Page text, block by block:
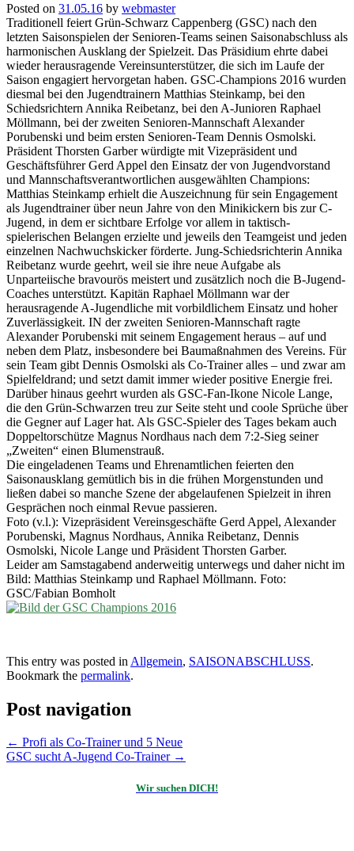
Posted on 31.05.16 by webmaster
Traditionell feiert Grün-Schwarz Cappenberg (GSC) nach den
letzten Saisonspielen der Senioren-Teams seinen Saisonabschluss als
harmonischen Ausklang der Spielzeit. Das Präsidium ehrte dabei
wieder herausragende Vereinsunterstützer, die sich im Laufe der
Saison engagiert hervorgetan haben. GSC-Champions 2016 wurden
diesmal bei den Jugendtrainern Matthias Steinkamp, bei den
Schiedsrichtern Annika Reibetanz, bei den A-Junioren Raphael
Möllmann, bei der zweiten Senioren-Mannschaft Alexander
Porubenski und beim ersten Senioren-Team Dennis Osmolski.
Präsident Thorsten Garber würdigte mit Vizepräsident und
Geschäftsführer Gerd Appel den Einsatz der von Jugendvorstand
und Mannschaftsverantwortlichen ausgewählten Champions:
Matthias Steinkamp erhielt die Auszeichnung für sein Engagement
als Jugendtrainer über neun Jahre von den Minikickern bis zur C-
Jugend, in dem er sichtbare Erfolge vor allem in taktisch-
spielerischen Belangen erzielte und jeweils den Teamgeist und jeden
einzelnen Nachwuchskicker förderte. Jung-Schiedsrichterin Annika
Reibetanz wurde geehrt, weil sie ihre neue Aufgabe als
Unparteiische bravourös meistert und zusätzlich noch die B-Jugend-
Coaches unterstützt. Kapitän Raphael Möllmann war der
herausragende A-Jugendliche mit vorbildlichem Einsatz und hoher
Zuverlässigkeit. IN der zweiten Senioren-Mannschaft ragte
Alexander Porubenski mit seinem Engagement heraus – auf und
neben dem Platz, insbesondere bei Baumaßnahmen des Vereins. Für
sein Team gibt Dennis Osmolski als Co-Trainer alles – und zwar am
Spielfeldrand; und setzt damit immer wieder positive Energie frei.
Darüber hinaus geehrt wurden als GSC-Fan-Ikone Nicole Lange,
die den Grün-Schwarzen treu zur Seite steht und coole Sprüche über
die Gegner auf Lager hat. Als GSC-Spieler des Tages bekam auch
Doppeltorschütze Magnus Nordhaus nach dem 7:2-Sieg seiner
„Zweiten“ einen Blumenstrauß.
Die eingeladenen Teams und Ehrenamtlichen feierten den
Saisonausklang gemütlich bis in die frühen Morgenstunden und
ließen dabei so manche Szene der abgelaufenen Spielzeit in ihren
Gesprächen noch einmal Revue passieren.
Foto (v.l.): Vizepräsident Vereinsgeschäfte Gerd Appel, Alexander
Porubenski, Magnus Nordhaus, Annika Reibetanz, Dennis
Osmolski, Nicole Lange und Präsident Thorsten Garber.
Leider am Samstagabend anderweitig unterwegs und daher nicht im
Bild: Matthias Steinkamp und Raphael Möllmann. Foto:
GSC/Fabian Bomholt
This entry was posted in Allgemein, SAISONABSCHLUSS.
Bookmark the permalink.
Post navigation
← Profi als Co-Trainer und 5 Neue
GSC sucht A-Jugend Co-Trainer →
Wir suchen DICH!